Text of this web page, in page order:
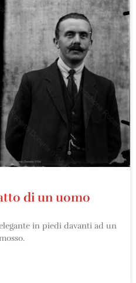
di un uomo
in piedi davanti ad un